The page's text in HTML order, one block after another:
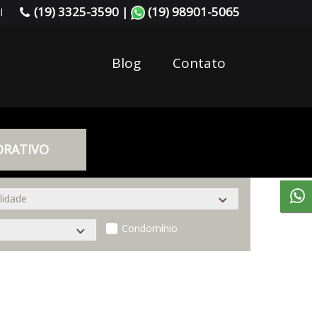
(19) 3325-3590 | (19) 98901-5065
Blog Contato
Condomínio